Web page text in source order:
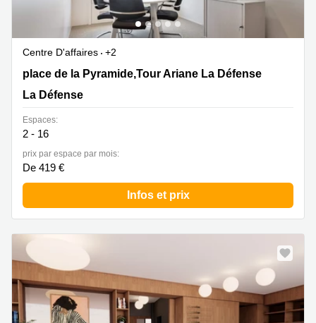
Centre D'affaires
+2
5 place de la Pyramide,Tour Ariane La Défense 9,La
Défense Cedex, La Défense
place de la Pyramide,Tour Ariane La Défense
La Défense
Espaces:
2 - 16
prix par espace par mois:
De 419 €
Infos et prix